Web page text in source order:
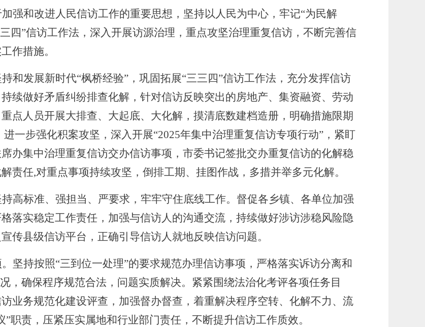
强和改进人民信访工作的重要思想，坚持以人民为中心，牢记“为民解
四”信访工作法，深入开展访源治理，重点攻坚治理重复信访，不断完善信
工作措施。
和发展新时代“枫桥经验”，巩固拓展“三三四”信访工作法，充分发挥信访
续做好矛盾纠纷排查化解，针对信访反映突出的房地产、集资融资、劳动
点人员开展大排查、大起底、大化解，摸清底数建档造册，明确措施限期
一步强化积案攻坚，深入开展“2025年集中治理重复信访专项行动”，紧盯
办集中治理重复信访交办信访事项，市委书记签批交办重复信访的化解稳
责任,对重点事项持续攻坚，倒排工期、挂图作战，多措并举多元化解。
高标准、强担当、严要求，牢牢守住底线工作。督促各乡镇、各单位加强
落实稳定工作责任，加强与信访人的沟通交流，持续做好涉访涉稳风险隐
传县级信访平台，正确引导信访人就地反映信访问题。
坚持按照“三到位一处理”的要求规范办理信访事项，严格落实诉访分离和
，确保程序规范合法，问题实质解决。紧紧围绕法治化考评各项任务目
业务规范化建设评查，加强督办督查，着重解决程序空转、化解不力、流
职责，压紧压实属地和行业部门责任，不断提升信访工作质效。